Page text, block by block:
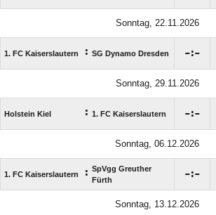
Sonntag, 22.11.2026
1. FC Kaiserslautern : SG Dynamo Dresden :
Sonntag, 29.11.2026
Holstein Kiel : 1. FC Kaiserslautern :
Sonntag, 06.12.2026
1. FC Kaiserslautern : SpVgg Greuther
Fürth
:
Sonntag, 13.12.2026